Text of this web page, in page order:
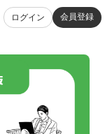
ログイン 会員登録